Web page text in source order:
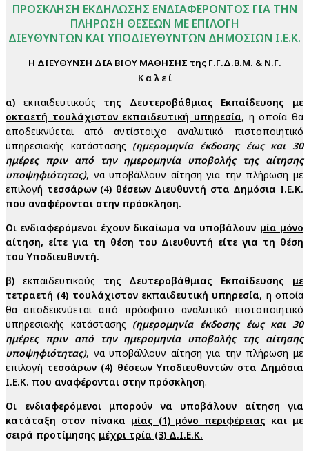
ΠΡΟΣΚΛΗΣΗ ΕΚΔΗΛΩΣΗΣ ΕΝΔΙΑΦΕΡΟΝΤΟΣ ΓΙΑ ΤΗΝ
ΠΛΗΡΩΣΗ ΘΕΣΕΩΝ ΜΕ ΕΠΙΛΟΓΗ
ΔΙΕΥΘΥΝΤΩΝ ΚΑΙ ΥΠΟΔΙΕΥΘΥΝΤΩΝ ΔΗΜΟΣΙΩΝ Ι.Ε.Κ.
Η ΔΙΕΥΘΥΝΣΗ ΔΙΑ ΒΙΟΥ ΜΑΘΗΣΗΣ της Γ.Γ.Δ.Β.Μ. & Ν.Γ.
Κ α λ ε ί
α) εκπαιδευτικούς της Δευτεροβάθμιας Εκπαίδευσης με
οκταετή τουλάχιστον εκπαιδευτική υπηρεσία, η οποία θα
αποδεικνύεται από αντίστοιχο αναλυτικό πιστοποιητικό
υπηρεσιακής κατάστασης (ημερομηνία έκδοσης έως και 30
ημέρες πριν από την ημερομηνία υποβολής της αίτησης
υποψηφιότητας), να υποβάλλουν αίτηση για την πλήρωση με
επιλογή τεσσάρων (4) θέσεων Διευθυντή στα Δημόσια Ι.Ε.Κ.
που αναφέρονται στην πρόσκληση.
Οι ενδιαφερόμενοι έχουν δικαίωμα να υποβάλουν μία μόνο
αίτηση, είτε για τη θέση του Διευθυντή είτε για τη θέση
του Υποδιευθυντή.
β) εκπαιδευτικούς της Δευτεροβάθμιας Εκπαίδευσης με
τετραετή (4) τουλάχιστον εκπαιδευτική υπηρεσία, η οποία
θα αποδεικνύεται από πρόσφατο αναλυτικό πιστοποιητικό
υπηρεσιακής κατάστασης (ημερομηνία έκδοσης έως και 30
ημέρες πριν από την ημερομηνία υποβολής της αίτησης
υποψηφιότητας), να υποβάλλουν αίτηση για την πλήρωση με
επιλογή τεσσάρων (4) θέσεων Υποδιευθυντών στα Δημόσια
Ι.Ε.Κ. που αναφέρονται στην πρόσκληση.
Οι ενδιαφερόμενοι μπορούν να υποβάλουν αίτηση για
κατάταξη στον πίνακα μίας (1) μόνο περιφέρειας και με
σειρά προτίμησης μέχρι τρία (3) Δ.Ι.Ε.Κ.